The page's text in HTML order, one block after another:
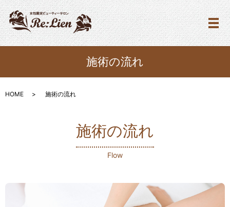
メ
施術の流れ
HOME 施術の流れ
施術の流れ
Flow